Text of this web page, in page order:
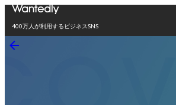
400万人が利用するビジネスSNS